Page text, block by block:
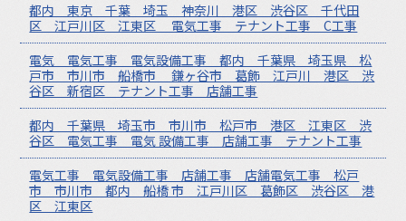
都内 東京 千葉 埼玉 神奈川 港区 渋谷区 千代田
区 江戸川区 江東区 電気工事 テナント工事 C工事
電気 電気工事 電気設備工事 都内 千葉県 埼玉県 松
戸市 市川市 船橋市 鎌ヶ谷市 葛飾 江戸川 港区 渋
谷区 新宿区 テナント工事 店舗工事
都内 千葉県 埼玉市 市川市 松戸市 港区 江東区 渋
谷区 電気工事 電気 設備工事 店舗工事 テナント工事
電気工事 電気設備工事 店舗工事 店舗電気工事 松戸
市 市川市 都内 船橋 市 江戸川区 葛飾区 渋谷区 港
区 江東区